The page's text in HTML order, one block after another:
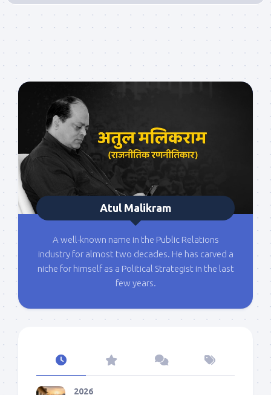
Atul Malikram
A well-known name in the Public Relations
industry for almost two decades. He has carved a
niche for himself as a Political Strategist in the last
few years.
2026